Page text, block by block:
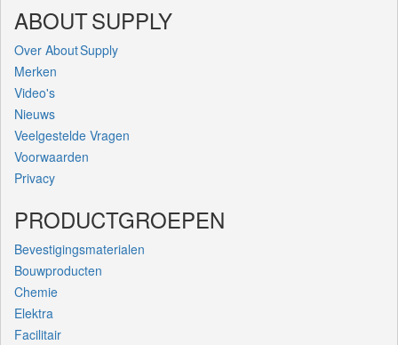
ABOUT SUPPLY
Over About Supply
Merken
Video's
Nieuws
Veelgestelde Vragen
Voorwaarden
Privacy
PRODUCTGROEPEN
Bevestigingsmaterialen
Bouwproducten
Chemie
Elektra
Facilitair